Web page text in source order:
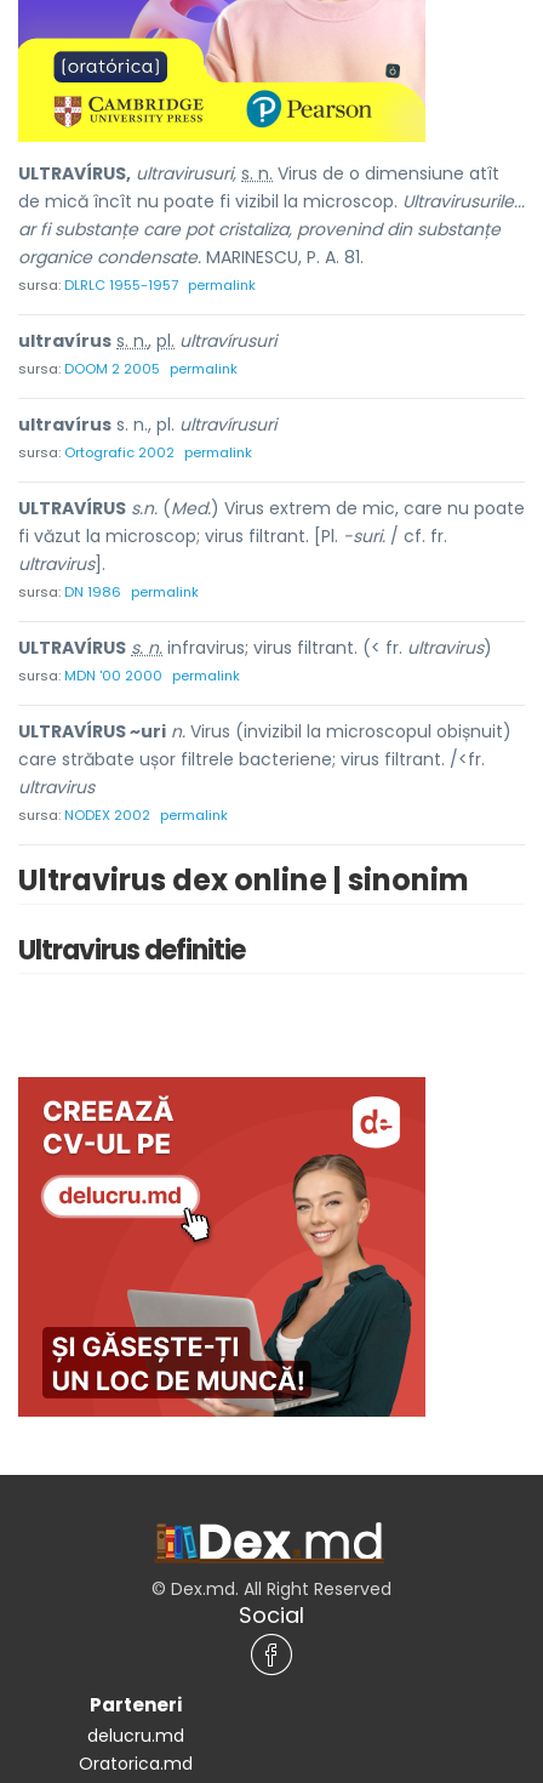
ULTRAVÍRUS, ultravirusuri, s. n. Virus de o dimensiune atît
de mică încît nu poate fi vizibil la microscop. Ultravirusurile...
ar fi substanțe care pot cristaliza, provenind din substanțe
organice condensate. MARINESCU, P. A. 81.
sursa:DLRLC 1955-1957 permalink
ultravírus s. n., pl. ultravírusuri
sursa:DOOM 2 2005 permalink
ultravírus s. n., pl. ultravírusuri
sursa: Ortografic 2002 permalink
ULTRAVÍRUS s.n. (Med.) Virus extrem de mic, care nu poate
fi văzut la microscop; virus filtrant. [Pl. -suri. / cf. fr.
ultravirus].
sursa:DN 1986 permalink
ULTRAVÍRUS s. n. infravirus; virus filtrant. (< fr. ultravirus)
sursa:MDN '00 2000 permalink
ULTRAVÍRUS ~uri n. Virus (invizibil la microscopul obișnuit)
care străbate ușor filtrele bacteriene; virus filtrant. /<fr.
ultravirus
sursa:NODEX 2002 permalink
Ultravirus dex online | sinonim
Ultravirus definitie
© Dex.md. All Right Reserved
Social
Parteneri
delucru.md
Oratorica.md